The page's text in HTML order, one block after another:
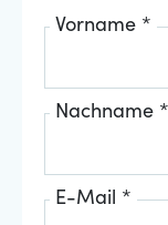
Vorname *
Nachname *
E-Mail *